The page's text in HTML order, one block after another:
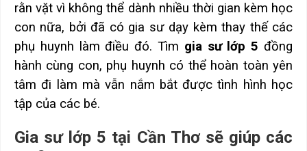
rằn vặt vì không thể dành nhiều thời gian kèm học
con nữa, bởi đã có gia sư dạy kèm thay thế các
phụ huynh làm điều đó. Tìm gia sư lớp 5 đồng
hành cùng con, phụ huynh có thể hoàn toàn yên
tâm đi làm mà vẫn nắm bắt được tình hình học
tập của các bé.
Gia sư lớp 5 tại Cần Thơ sẽ giúp các